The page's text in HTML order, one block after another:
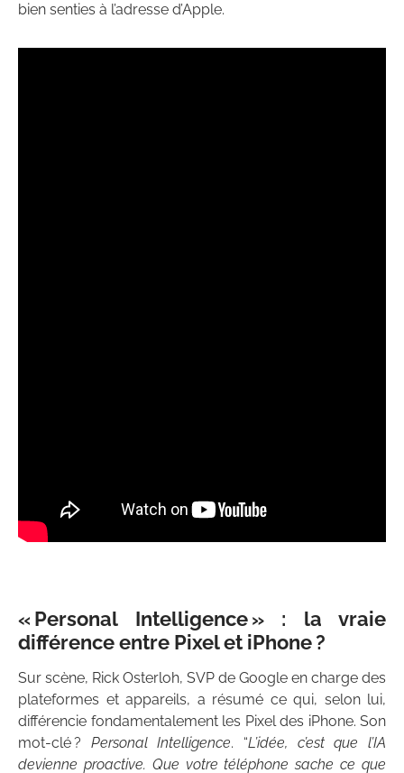
bien senties à l’adresse d’Apple.
« Personal Intelligence » : la vraie
différence entre Pixel et iPhone ?
Sur scène, Rick Osterloh, SVP de Google en charge des
plateformes et appareils, a résumé ce qui, selon lui,
différencie fondamentalement les Pixel des iPhone. Son
mot-clé ? Personal Intelligence. “L’idée, c’est que l’IA
devienne proactive. Que votre téléphone sache ce que